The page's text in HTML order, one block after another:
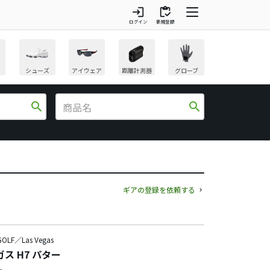
login
ログイン
inventory
新規登録
シューズ アイウェア 距離計測器 グローブ
search search
ギアの登録を依頼する
／Las Vegas
ス H7 パター